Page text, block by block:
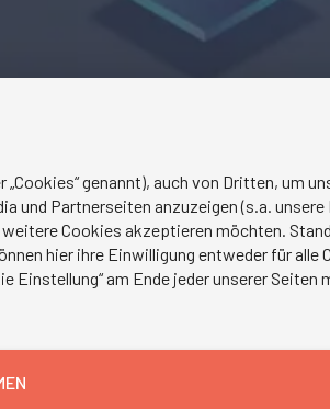
genannt), auch von Dritten, um
und Partnerseiten anzuzeigen (s.a.
Cookies akzeptieren möchten.
hier ihre Einwilligung entweder für alle
Einstellung“ am Ende jeder unserer